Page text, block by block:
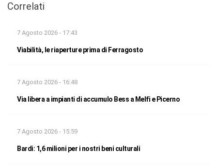
Correlati
7 Agosto 2026 - 17:43
Viabilità, le riaperture prima di Ferragosto
7 Agosto 2026 - 16:48
Via libera a impianti di accumulo Bess a Melfi e Picerno
7 Agosto 2026 - 15:59
Bardi: 1,6 milioni per i nostri beni culturali